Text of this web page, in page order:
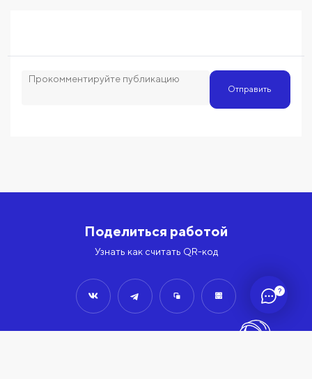
?
Отправить
Поделиться работой
Узнать как считать QR-код